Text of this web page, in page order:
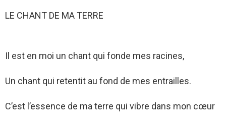
LE CHANT DE MA TERRE
Il est en moi un chant qui fonde mes racines,
Un chant qui retentit au fond de mes entrailles.
C’est l’essence de ma terre qui vibre dans mon cœur